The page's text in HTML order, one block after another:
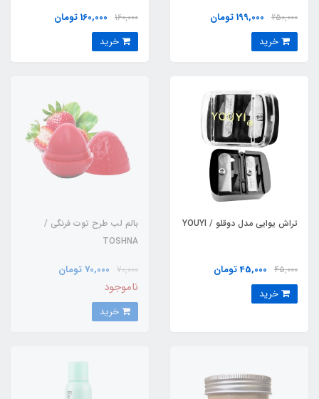
250,000 199,000 تومان
160,000 160,000 تومان
تراش یوایی مدل دوقلو / YOUYI
45,000 45,000 تومان
بالم لب طرح توت فرنگی /
TOSHNA
70,000 70,000 تومان
ناموجود